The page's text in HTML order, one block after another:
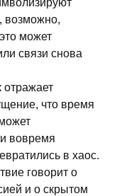
возможно,
может
связи снова
отражает
что время
вовремя
в хаос.
говорит о
и о скрытом